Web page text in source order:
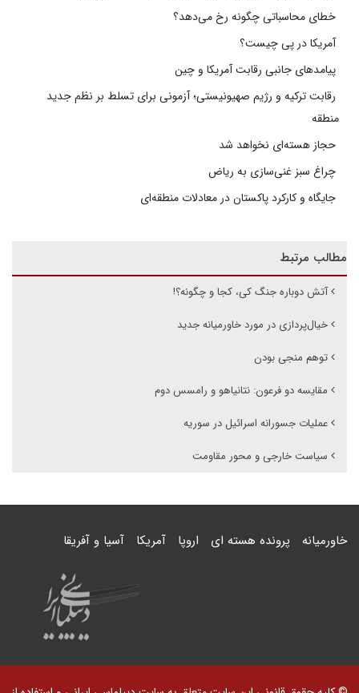
خطای محاسباتی چگونه رخ می‌دهد؟
آمریکا در پی چیست؟
پیامدهای جانبی رقابت آمریکا و چین
رقابت ترکیه و رژیم صهیونیستی؛ آزمونی برای تسلط بر نظم جدید
منطقه
حجاز هسته‌ای نخواهد شد
چراغ سبز غنی‌سازی به ریاض
جایگاه و کارکرد پاکستان در معادلات منطقه‌ای
مطالب مرتبط
آتش دوباره جنگ کی، کجا و چگونه؟!
خیال‌پردازی در مورد خاورمیانه جدید
توهم منجی بودن
مقایسه دو فرعون: نتانیاهو و رامسس دوم
عملیات جسورانه‌ اسرائیل در سوریه
سیاست خارجی و محور مقاومت
خاورمیانه پرونده هسته ای اروپا آمریکا آسیا و آفریقا